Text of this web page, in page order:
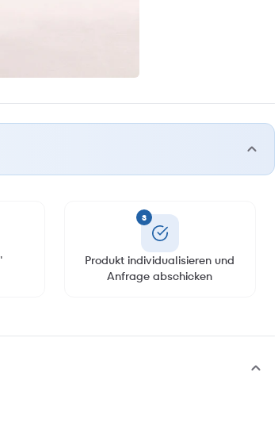
3
Produkt individualisieren und
Anfrage abschicken